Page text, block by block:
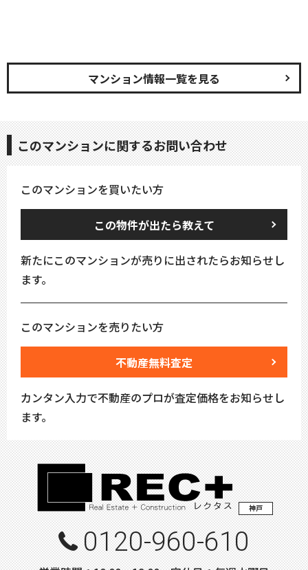
マンション情報一覧を見る
このマンションに関するお問い合わせ
このマンションを買いたい方
この物件が出たら教えて
新たにこのマンションが売りに出されたらお知らせし
ます。
このマンションを売りたい方
不動産無料査定
カンタン入力で不動産のプロが査定価格をお知らせし
ます。
神戸
0120-960-610